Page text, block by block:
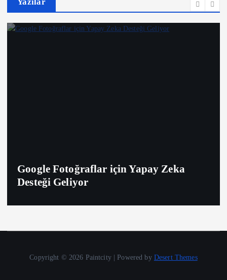
Google Fotoğraflar için Yapay Zeka
Desteği Geliyor
Copyright © 2026 Paintcity | Powered by Desert Themes